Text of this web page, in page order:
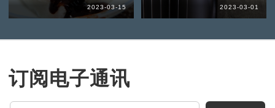
2023-03-15 2023-03-01
订阅电子通讯